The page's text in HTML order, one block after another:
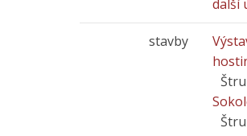
další
stavby